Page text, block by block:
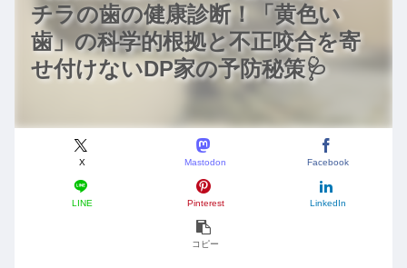
チラの歯の健康診断！「黄色い
歯」の科学的根拠と不正咬合を寄
せ付けないDP家の予防秘策🩺
X Mastodon Facebook
LINE Pinterest LinkedIn
コピー